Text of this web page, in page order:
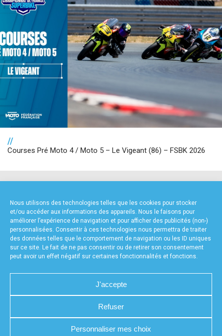
Nous utilisons des technologies telles que les cookies pour stocker
et/ou accéder aux informations des appareils. Nous le faisons pour
améliorer l’expérience de navigation et pour afficher des publicités (non-)
personnalisées. Consentir à ces technologies nous permettra de traiter
des données telles que le comportement de navigation ou les ID uniques
sur ce site. Le fait de ne pas consentir ou de retirer son consentement
peut avoir un effet négatif sur certaines fonctionnalités et fonctions.
J'accepte
Refuser
Personnaliser mes choix
//
Courses Pré Moto 4 / Moto 5 – Le Vigeant (86) – FSBK 2026
CHARTE DE CONFIDENTIALITÉ
NOUS CONTACTER